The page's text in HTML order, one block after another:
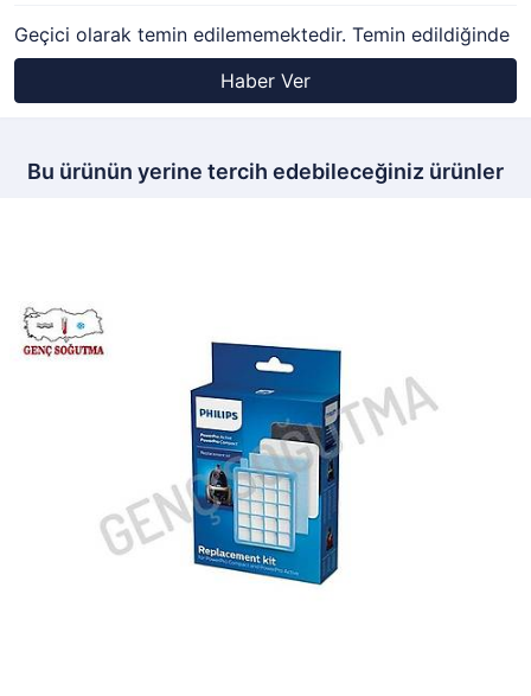
Geçici olarak temin edilememektedir. Temin edildiğinde
Haber Ver
Bu ürünün yerine tercih edebileceğiniz ürünler